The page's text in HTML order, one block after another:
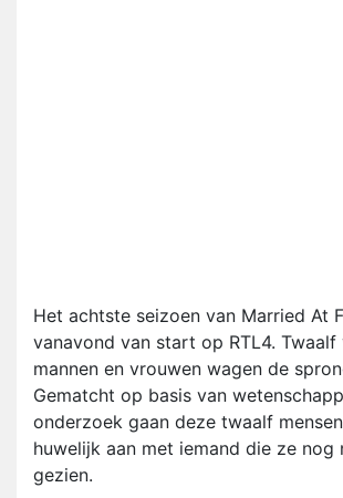
Het achtste seizoen van Married At
vanavond van start op RTL4.
mannen en vrouwen wagen de
Gematcht op basis van
onderzoek gaan deze twaalf
huwelijk aan met iemand die ze nog
gezien.